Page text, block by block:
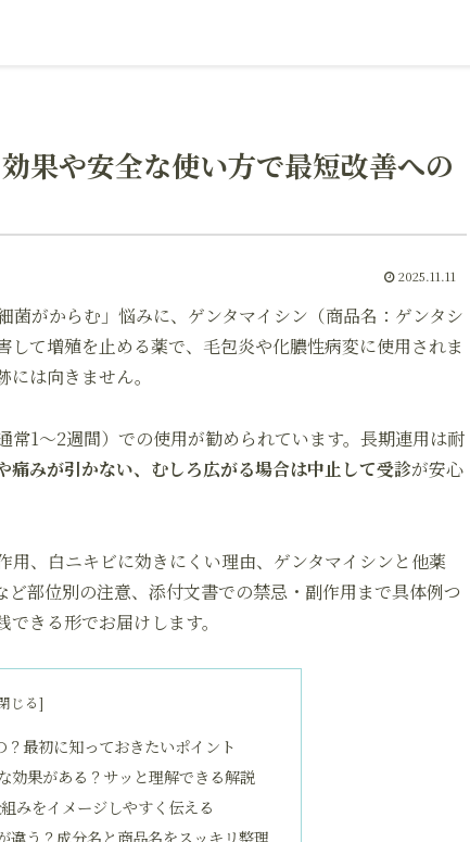
果や安全な使い方で最短改善への
2025.11.11
がからむ」悩みに、ゲンタマイシン（商品名：ゲンタシ
て増殖を止める薬で、毛包炎や化膿性病変に使用されま
は向きません。
1～2週間）での使用が勧められています。長期連用は耐
痛みが引かない、むしろ広がる場合は中止して受診が安心
、白ニキビに効きにくい理由、ゲンタマイシンと他薬
ど部位別の注意、添付文書での禁忌・副作用まで具体例つ
きる形でお届けします。
最初に知っておきたいポイント
効果がある？サッと理解できる解説
みをイメージしやすく伝える
違う？成分名と商品名をスッキリ整理